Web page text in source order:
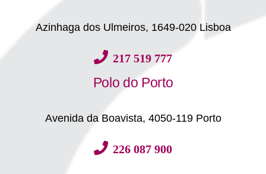
Azinhaga dos Ulmeiros, 1649-020 Lisboa
217 519 777
Polo do Porto
Avenida da Boavista, 4050-119 Porto
226 087 900